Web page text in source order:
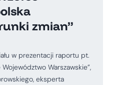
zmian”
w prezentacji raportu pt.
Warszawskie”,
eksperta